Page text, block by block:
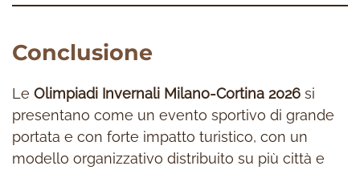
Conclusione
Le Olimpiadi Invernali Milano-Cortina 2026 si
presentano come un evento sportivo di grande
portata e con forte impatto turistico, con un
modello organizzativo distribuito su più città e